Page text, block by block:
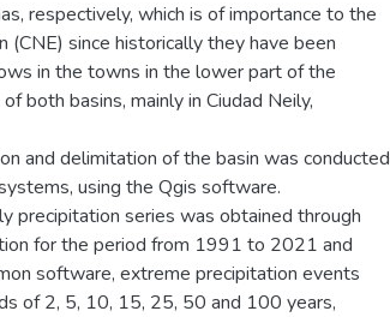
respectively, which is of importance to the
(CNE) since historically they have been
in the towns in the lower part of the
both basins, mainly in Ciudad Neily,
and delimitation of the basin was conducted
using the Qgis software.
precipitation series was obtained through
for the period from 1991 to 2021 and
software, extreme precipitation events
of 2, 5, 10, 15, 25, 50 and 100 years,